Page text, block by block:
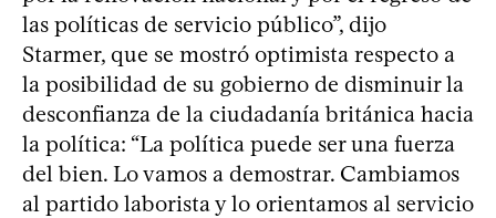
las políticas de servicio público”, dijo
Starmer, que se mostró optimista respecto a
la posibilidad de su gobierno de disminuir la
desconfianza de la ciudadanía británica hacia
la política: “La política puede ser una fuerza
del bien. Lo vamos a demostrar. Cambiamos
al partido laborista y lo orientamos al servicio